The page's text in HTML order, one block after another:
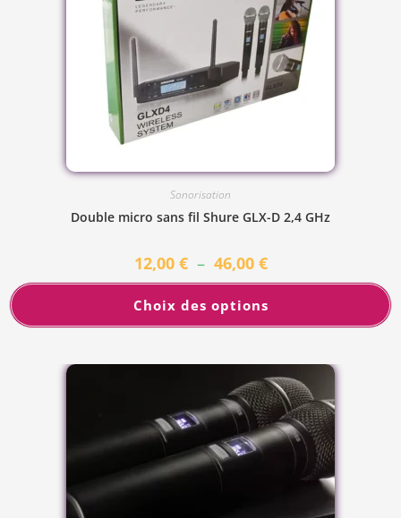
Sonorisation
Double micro sans fil Shure GLX-D 2,4 GHz
12,00 € – 46,00 €
Choix des options